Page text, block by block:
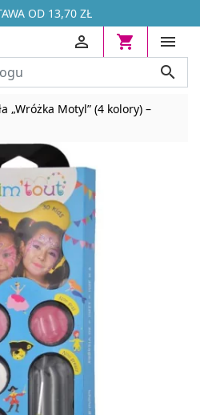
OD 13,70 ZŁ




„Wróżka Motyl” (4 kolory) –